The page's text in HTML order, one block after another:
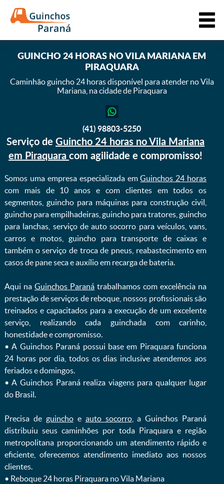
GUINCHO 24 HORAS NO VILA MARIANA EM
PIRAQUARA
Caminhão guincho 24 horas disponível para atender no Vila
Mariana, na cidade de Piraquara
(41) 98803-5250
Serviço deGuincho 24 horas no Vila Mariana
em Piraquaracom agilidade e compromisso!
Somos uma empresa especializada emGuinchos 24 horas
com mais de 10 anos e com clientes em todos os
segmentos, guincho para máquinas para construção civil,
guincho para empilhadeiras, guincho para tratores, guincho
para lanchas, serviço de auto socorro para veículos, vans,
carros e motos, guincho para transporte de caixas e
também o serviço de troca de pneus, reabastecimento em
casos de pane seca e auxílio em recarga de bateria. ㅤㅤ
Aqui naGuinchos Paraná trabalhamos com excelência na
prestação de serviços de reboque, nossos profissionais são
treinados e capacitados para a execução de um excelente
serviço, realizando cada guinchada com carinho,
honestidade e compromisso.
ㅤㅤ• A Guinchos Paraná possui base em Piraquara funciona
24 horas por dia, todos os dias inclusive atendemos aos
feriados e domingos.
ㅤㅤ• A Guinchos Paraná realiza viagens para qualquer lugar
do Brasil.
Precisa de guinchoe auto socorro, a Guinchos Paraná
distribuiu seus caminhões por toda Piraquara e região
metropolitana proporcionando um atendimento rápido e
eficiente, oferecemos atendimento imediato aos nossos
clientes.
ㅤㅤ• Reboque 24 horas Piraquara no Vila Mariana